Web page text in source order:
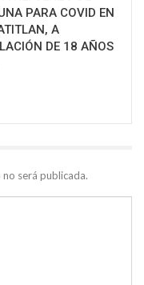
PARA COVID EN
A
DE 18 AÑOS
será publicada.